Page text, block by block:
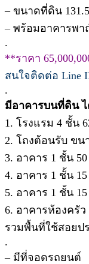
– ขนาดที่ดิน
– พร้อมอาคารพ
.
**ราคา
สนใจติดต่อ Line
.
มีอาคารบนที่ดิน
1. โรงแรม 4 ชั้น
2. โถงต้อนรับ ขน
3. อาคาร 1 ชั้น
4. อาคาร 1 ชั้น
5. อาคาร 1 ชั้น
6. อาคารห้องครั
รวมพื้นที่ใช้สอยป
.
– มีที่จอดรถยนต์